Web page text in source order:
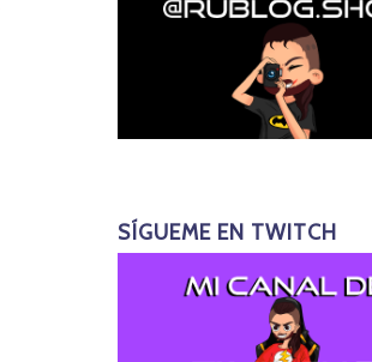
SÍGUEME EN TWITCH